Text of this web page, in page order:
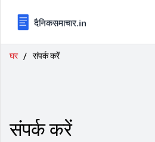
घर संपर्क करें
संपर्क करें